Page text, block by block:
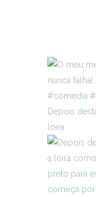
Depois
loira